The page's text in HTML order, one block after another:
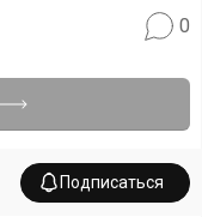
0
Подписаться